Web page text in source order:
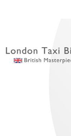
TERBUKA
5. KAMI
PUTUS
WAKTU
YA,